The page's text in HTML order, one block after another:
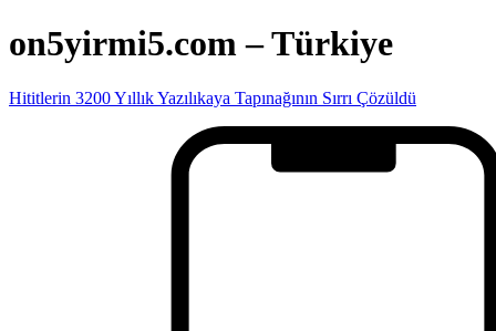
on5yirmi5.com – Türkiye
Hititlerin 3200 Yıllık Yazılıkaya Tapınağının Sırrı Çözüldü